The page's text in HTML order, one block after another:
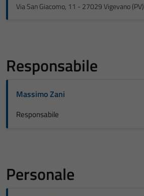
Via San Giacomo, 11 - 27029 Vigevano (PV)
Responsabile
Massimo Zani
Responsabile
Personale